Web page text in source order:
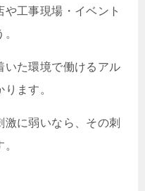
工事現場・イベント
いた環境で働けるアル
ます。
に弱いなら、その刺